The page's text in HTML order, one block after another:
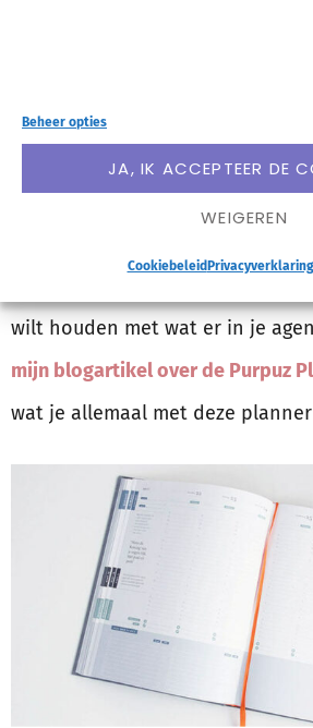
Beheer opties
JA, IK ACCEPTEER DE
WEIGEREN
Cookiebeleid Privacyverklaring
Wil je graag een weekplanning
daarvoor doelen als basis
wilt houden met wat er in je
mijn blogartikel over de Purpuz
wat je allemaal met deze